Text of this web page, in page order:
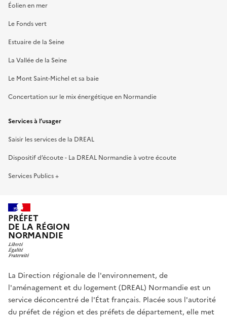
Éolien en mer
Le Fonds vert
Estuaire de la Seine
La Vallée de la Seine
Le Mont Saint-Michel et sa baie
Concertation sur le mix énergétique en Normandie
Services à l’usager
Saisir les services de la DREAL
Dispositif d’écoute - La DREAL Normandie à votre écoute
Services Publics +
PRÉFET
DE LA RÉGION
NORMANDIE
La Direction régionale de l'environnement, de
l'aménagement et du logement (DREAL) Normandie est un
service déconcentré de l'État français. Placée sous l'autorité
du préfet de région et des préfets de département, elle met